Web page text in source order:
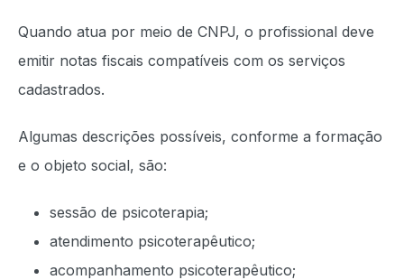
Quando atua por meio de CNPJ, o profissional deve
emitir notas fiscais compatíveis com os serviços
cadastrados.
Algumas descrições possíveis, conforme a formação
e o objeto social, são:
sessão de psicoterapia;
atendimento psicoterapêutico;
acompanhamento psicoterapêutico;